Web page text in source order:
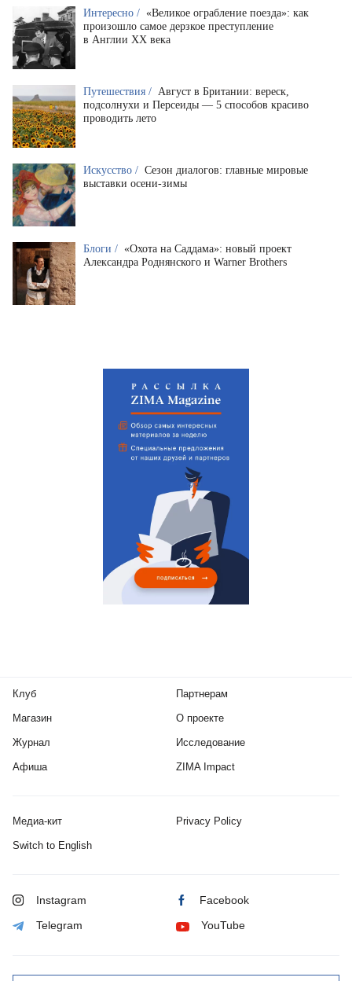
Интересно / «Великое ограбление поезда»: как
произошло самое дерзкое преступление
в Англии XX века
Путешествия / Август в Британии: вереск,
подсолнухи и Персеиды — 5 способов красиво
проводить лето
Искусство / Сезон диалогов: главные мировые
выставки осени-зимы
Блоги / «Охота на Саддама»: новый проект
Александра Роднянского и Warner Brothers
Клуб
Магазин
Журнал
Афиша
Партнерам
О проекте
Исследование
ZIMA Impact
Медиа-кит Privacy Policy
Switch to English
Instagram Facebook
Telegram YouTube